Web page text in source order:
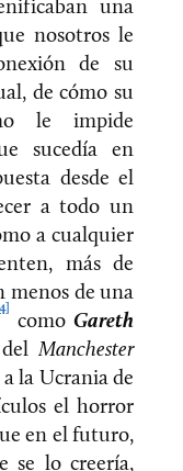
una
nosotros le
de su
de cómo su
le impide
sucedía en
desde el
a todo un
a cualquier
más de
menos de una
comoGareth
delManchester
la Ucrania de
el horror
en el futuro,
se lo creería,